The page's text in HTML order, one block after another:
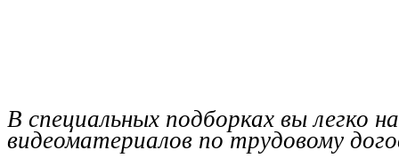
В специальных подборках вы легко
видеоматериалов по трудовому